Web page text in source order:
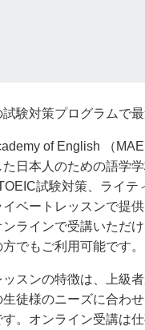
験対策プログラムで
of English （
日本人のための語学学
試験対策、ライテ
ベートレッスンで提
ラインで受講いただ
でもご利用可能です。
スンの特徴は、上級
生徒様のニーズに合わ
す。オンライン受講は